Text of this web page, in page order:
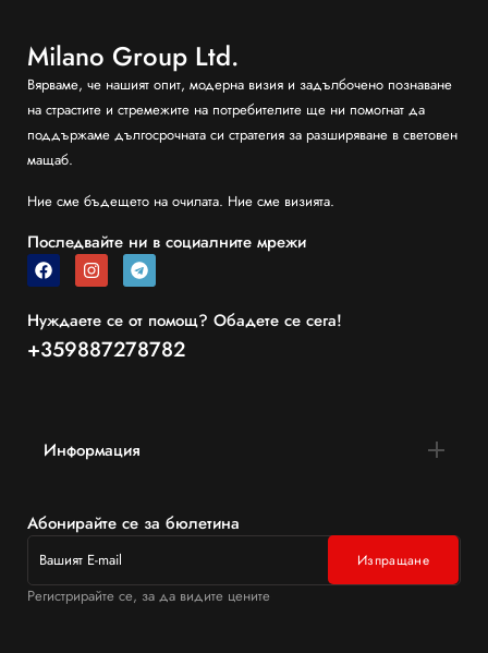
Milano Group Ltd.
Вярваме, че нашият опит, модерна визия и задълбочено познаване
на страстите и стремежите на потребителите ще ни помогнат да
поддържаме дългосрочната си стратегия за разширяване в световен
мащаб.
Ние сме бъдещето на очилата. Ние сме визията.
Последвайте ни в социалните мрежи
Нуждаете се от помощ? Обадете се сега!
+359887278782
Информация
Абонирайте се за бюлетина
Регистрирайте се, за да видите цените